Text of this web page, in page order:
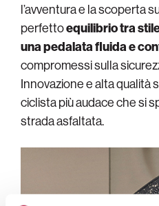
l’avventura e la scoperta
perfettoequilibrio tra
una pedalata fluida e
compromessi sulla
Innovazione e alta qualità
ciclista più audace che si
strada asfaltata.